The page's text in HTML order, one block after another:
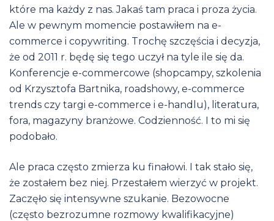
które ma każdy z nas. Jakaś tam praca i proza życia.
Ale w pewnym momencie postawiłem na e-
commerce i copywriting. Trochę szczęścia i decyzja,
że od 2011 r. będę się tego uczył na tyle ile się da.
Konferencje e-commercowe (shopcampy, szkolenia
od Krzysztofa Bartnika, roadshowy, e-commerce
trends czy targi e-commerce i e-handlu), literatura,
fora, magazyny branżowe. Codzienność. I to mi się
podobało.
Ale praca często zmierza ku finałowi. I tak stało się,
że zostałem bez niej. Przestałem wierzyć w projekt.
Zaczęło się intensywne szukanie. Bezowocne
(często bezrozumne rozmowy kwalifikacyjne)